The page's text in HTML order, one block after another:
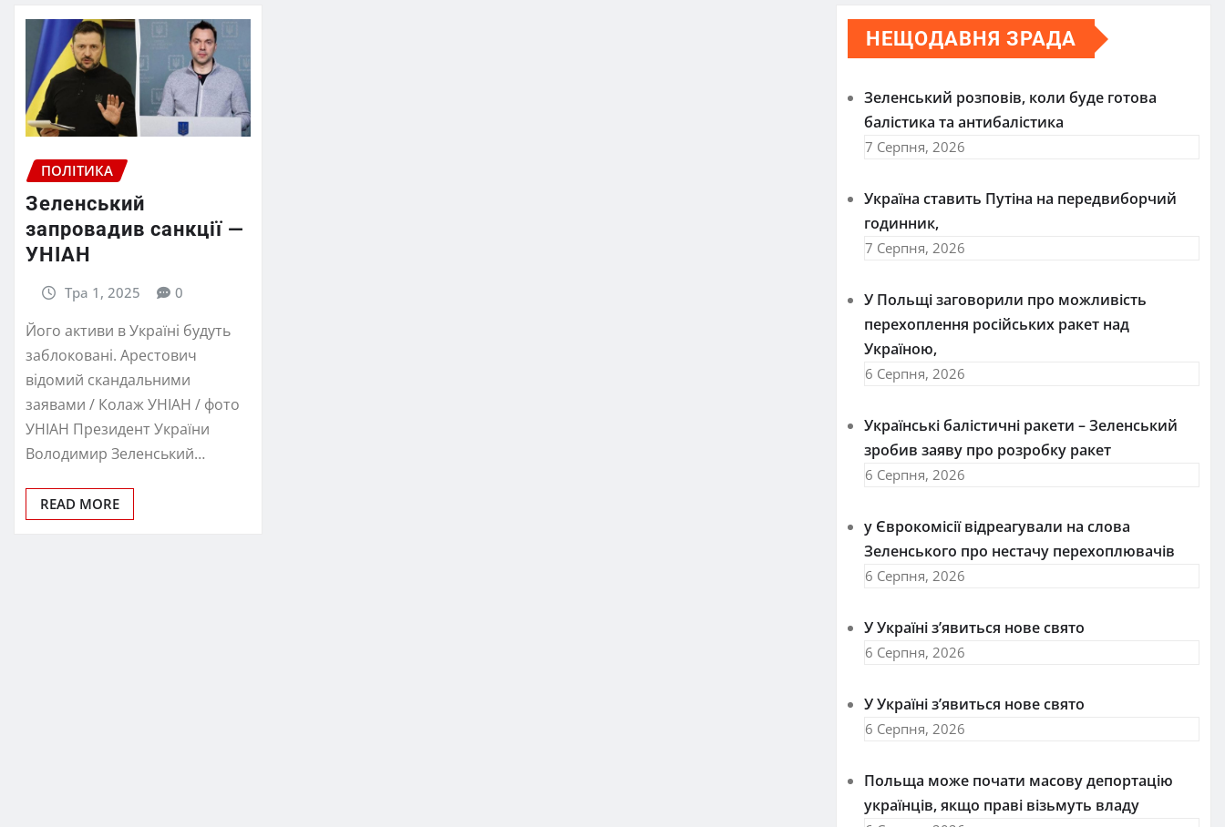
ПОЛІТИКА
Зеленський
запровадив санкції —
УНІАН
Тра 1, 2025 0
Його активи в Україні будуть
заблоковані. Арестович
відомий скандальними
заявами / Колаж УНІАН / фото
УНІАН Президент України
Володимир Зеленський…
READ MORE
НЕЩОДАВНЯ ЗРАДА
Зеленський розповів, коли буде готова
балістика та антибалістика
7 Серпня, 2026
Україна ставить Путіна на передвиборчий
годинник,
7 Серпня, 2026
У Польщі заговорили про можливість
перехоплення російських ракет над
Україною,
6 Серпня, 2026
Українські балістичні ракети – Зеленський
зробив заяву про розробку ракет
6 Серпня, 2026
у Єврокомісії відреагували на слова
Зеленського про нестачу перехоплювачів
6 Серпня, 2026
У Україні з’явиться нове свято
6 Серпня, 2026
У Україні з’явиться нове свято
6 Серпня, 2026
Польща може почати масову депортацію
українців, якщо праві візьмуть владу